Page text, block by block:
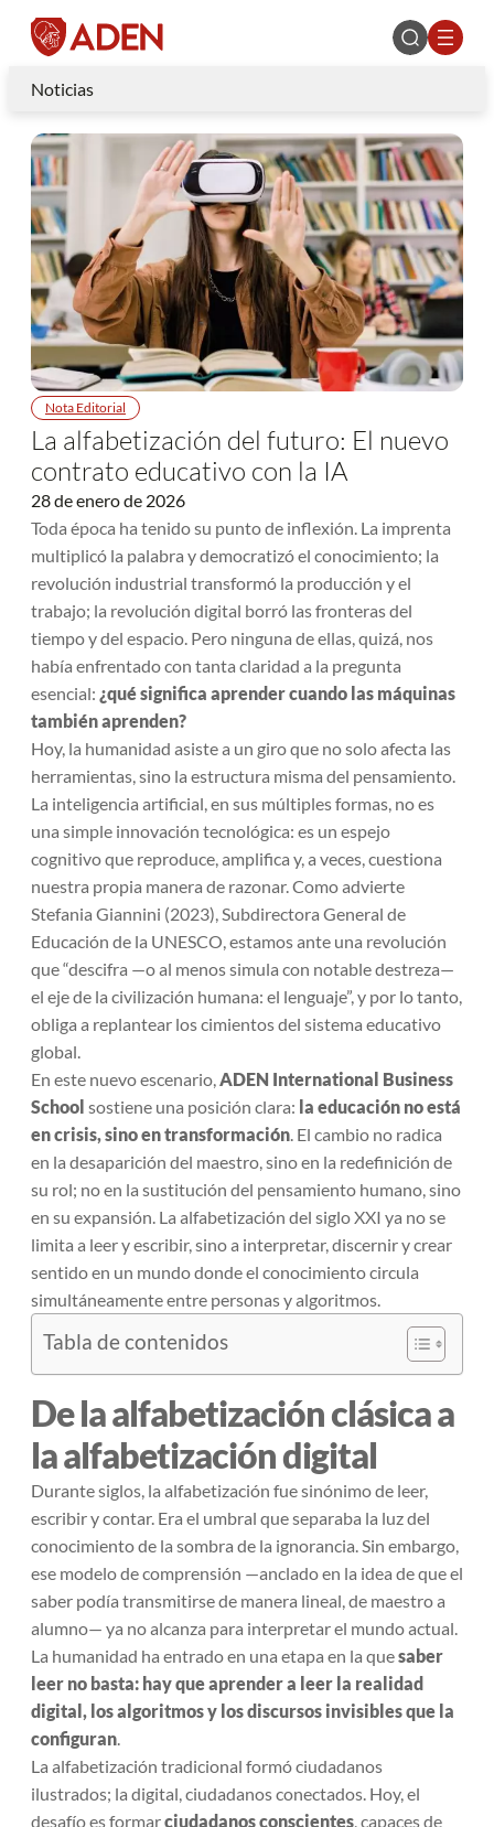
Noticias
Nota Editorial
La alfabetización del futuro: El nuevo
contrato educativo con la IA
28 de enero de 2026
Toda época ha tenido su punto de inflexión. La imprenta
multiplicó la palabra y democratizó el conocimiento; la
revolución industrial transformó la producción y el
trabajo; la revolución digital borró las fronteras del
tiempo y del espacio. Pero ninguna de ellas, quizá, nos
había enfrentado con tanta claridad a la pregunta
esencial: ¿qué significa aprender cuando las máquinas
también aprenden?
Hoy, la humanidad asiste a un giro que no solo afecta las
herramientas, sino la estructura misma del pensamiento.
La inteligencia artificial, en sus múltiples formas, no es
una simple innovación tecnológica: es un espejo
cognitivo que reproduce, amplifica y, a veces, cuestiona
nuestra propia manera de razonar. Como advierte
Stefania Giannini (2023), Subdirectora General de
Educación de la UNESCO, estamos ante una revolución
que “descifra —o al menos simula con notable destreza—
el eje de la civilización humana: el lenguaje”, y por lo tanto,
obliga a replantear los cimientos del sistema educativo
global.
En este nuevo escenario,ADEN International Business
School sostiene una posición clara: la educación no está
en crisis, sino en transformación. El cambio no radica
en la desaparición del maestro, sino en la redefinición de
su rol; no en la sustitución del pensamiento humano, sino
en su expansión. La alfabetización del siglo XXI ya no se
limita a leer y escribir, sino a interpretar, discernir y crear
sentido en un mundo donde el conocimiento circula
simultáneamente entre personas y algoritmos.
Tabla de contenidos
De la alfabetización clásica a
la alfabetización digital
Durante siglos, la alfabetización fue sinónimo de leer,
escribir y contar. Era el umbral que separaba la luz del
conocimiento de la sombra de la ignorancia. Sin embargo,
ese modelo de comprensión —anclado en la idea de que el
saber podía transmitirse de manera lineal, de maestro a
alumno— ya no alcanza para interpretar el mundo actual.
La humanidad ha entrado en una etapa en la quesaber
leer no basta: hay que aprender a leer la realidad
digital, los algoritmos y los discursos invisibles que la
configuran.
La alfabetización tradicional formó ciudadanos
ilustrados; la digital, ciudadanos conectados. Hoy, el
desafío es formarciudadanos conscientes, capaces de